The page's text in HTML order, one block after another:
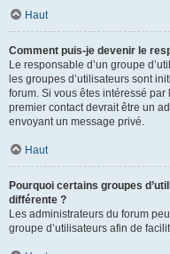
Haut
Comment puis-je devenir le
Le responsable d’un groupe
les groupes d’utilisateurs sont
forum. Si vous êtes intéressé par
premier contact devrait être un
envoyant un message privé.
Haut
Pourquoi certains groupes
différente ?
Les administrateurs du forum
groupe d’utilisateurs afin de